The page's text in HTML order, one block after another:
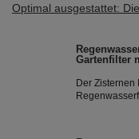
Optimal ausgestattet:
Gartenfilter
Der Zisternen